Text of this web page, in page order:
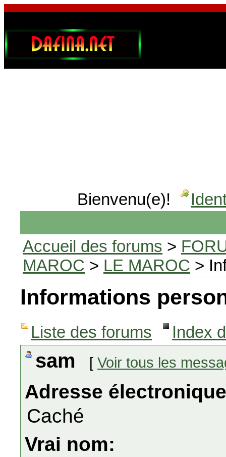
Bienvenu(e)!
Accueil des forums >
MAROC > LE MAROC >
Informations
Liste des forums Index
sam [ Voir tous les
Adresse
Caché
Vrai nom: